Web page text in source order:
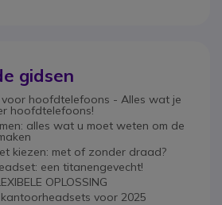
gidsen
voor hoofdtelefoons - Alles wat je
hoofdtelefoons!
alles wat u moet weten om de
kiezen: met of zonder draad?
een titanengevecht!
OPLOSSING
voor 2025